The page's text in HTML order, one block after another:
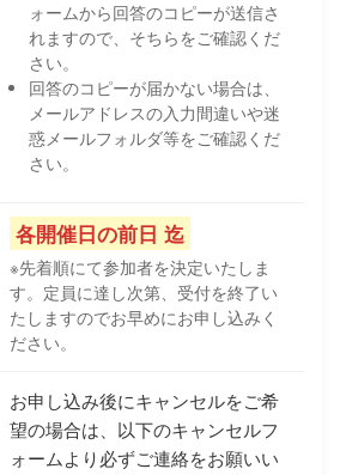
ォームから回答のコピーが送信さ
れますので、そちらをご確認くだ
さい。
回答のコピーが届かない場合は、
メールアドレスの入力間違いや迷
惑メールフォルダ等をご確認くだ
さい。
各開催日の前日 迄
※先着順にて参加者を決定いたしま
す。定員に達し次第、受付を終了い
たしますのでお早めにお申し込みく
ださい。
お申し込み後にキャンセルをご希
望の場合は、以下のキャンセルフ
ォームより必ずご連絡をお願いい